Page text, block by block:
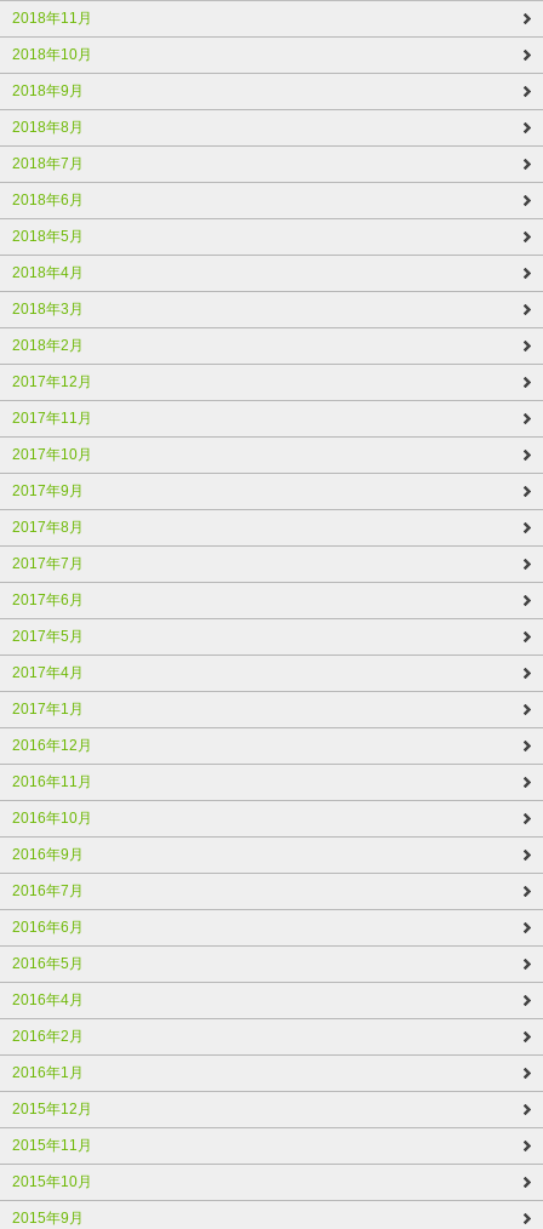
2018年11月
2018年10月
2018年9月
2018年8月
2018年7月
2018年6月
2018年5月
2018年4月
2018年3月
2018年2月
2017年12月
2017年11月
2017年10月
2017年9月
2017年8月
2017年7月
2017年6月
2017年5月
2017年4月
2017年1月
2016年12月
2016年11月
2016年10月
2016年9月
2016年7月
2016年6月
2016年5月
2016年4月
2016年2月
2016年1月
2015年12月
2015年11月
2015年10月
2015年9月